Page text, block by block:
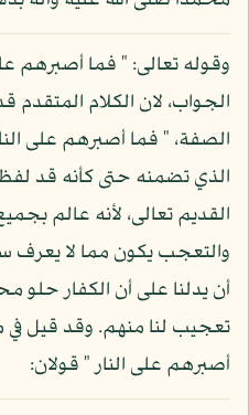
وقوله تعالى: " فما أصبرهم
الجواب، لان الكلام
الصفة، " فما أصبرهم على
الذي تضمنه حتى كأنه قد
القديم تعالى، لأنه عالم
والتعجب يكون مما لا يعرف
أن يدلنا على أن الكفار
تعجيب لنا منهم. وقد قيل في
أصبرهم على النار " قولان: